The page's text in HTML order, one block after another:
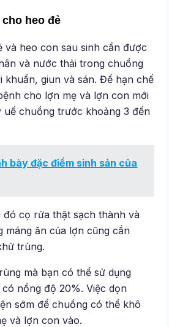
heo đẻ
và heo con sau sinh cần được
và nước thải trong chuồng
khuẩn, giun và sán. Để hạn chế
cho lợn mẹ và lợn con mới
uế chuồng trước khoảng 3 đến
bày đặc điểm sinh sản của
đó cọ rửa thật sạch thành và
máng ăn của lợn cũng cần
trùng.
mà bạn có thể sử dụng
nồng độ 20%. Việc dọn
sớm để chuồng có thể khô
và lợn con vào.